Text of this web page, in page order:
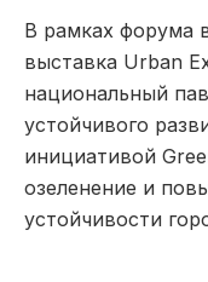
В рамках форума
выставка Urban
национальный
устойчивого
инициативой
озеленение и
устойчивости